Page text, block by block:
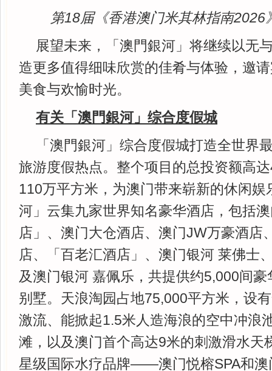
第18届《香港澳门米其林指南2026
展望未来，「澳門銀河」将继续以无
造更多值得细味欣赏的佳肴与体验，邀
美食与欢愉时光。
有关「澳門銀河」综合度假城
「澳門銀河」综合度假城打造全世界
旅游度假热点。整个项目的总投资额高
110万平方米，为澳门带来崭新的休闲娱
河」云集九家世界知名豪华酒店，包括
店」、澳门大仓酒店、澳门JW万豪酒店
店、「百老汇酒店」、澳门银河 莱佛士
及澳门银河 嘉佩乐，共提供约5,000间
别墅。天浪淘园占地75,000平方米，设
激流、能掀起1.5米人造海浪的空中冲浪
滩，以及澳门首个高达9米的刺激滑水天
星级国际水疗品牌——澳门悦榕SPA和澳